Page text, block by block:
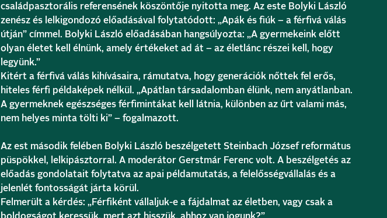
családpasztorális referensének köszöntője nyitotta meg. Az este Bolyki László
zenész és lelkigondozó előadásával folytatódott: „Apák és fiúk – a férfivá válás
útján” címmel. Bolyki László előadásában hangsúlyozta: „A gyermekeink előtt
olyan életet kell élnünk, amely értékeket ad át – az életlánc részei kell, hogy
legyünk.”
Kitért a férfivá válás kihívásaira, rámutatva, hogy generációk nőttek fel erős,
hiteles férfi példaképek nélkül. „Apátlan társadalomban élünk, nem anyátlanban.
A gyermeknek egészséges férfimintákat kell látnia, különben az űrt valami más,
nem helyes minta tölti ki” – fogalmazott.
Az est második felében Bolyki László beszélgetett Steinbach József református
püspökkel, lelkipásztorral. A moderátor Gerstmár Ferenc volt. A beszélgetés az
előadás gondolatait folytatva az apai példamutatás, a felelősségvállalás és a
jelenlét fontosságát járta körül.
Felmerült a kérdés: „Férfiként vállaljuk-e a fájdalmat az életben, vagy csak a